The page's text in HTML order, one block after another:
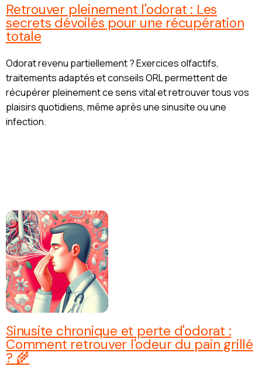
Retrouver pleinement l'odorat : Les
secrets dévoilés pour une récupération
totale
Odorat revenu partiellement ? Exercices olfactifs,
traitements adaptés et conseils ORL permettent de
récupérer pleinement ce sens vital et retrouver tous vos
plaisirs quotidiens, même après une sinusite ou une
infection.
Sinusite chronique et perte d'odorat :
Comment retrouver l'odeur du pain grillé
? 🌾